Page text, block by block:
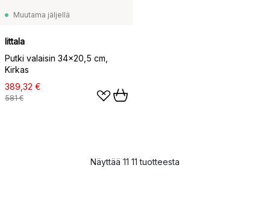
Muutama jäljellä
Iittala
Putki valaisin 34x20,5 cm,
Kirkas
389,32 €
581 €
Näyttää 11 11 tuotteesta